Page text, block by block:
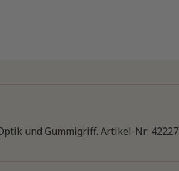
und Gummigriff. Artikel-Nr: 42227